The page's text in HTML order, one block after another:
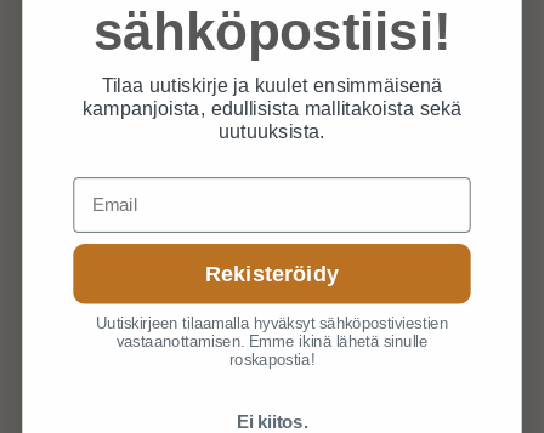
Yrityksellämme löytyy kokemusta alalta yli 30
vuoden verran. Yrityksessämme teitä
palvelevat perustajat Matti ja Arja Sirkka ja
uutta sukupolvea edustava Patrik Sirkka.
Kivijalkakauppamme sijaitsee Jyväskylän
sähköpostiisi!
Tilaa uutiskirje ja kuulet ensimmäisenä
kampanjoista, edullisista mallitakoista sekä
uutuuksista.
Email
Rekisteröidy
Uutiskirjeen tilaamalla hyväksyt sähköpostiviestien
vastaanottamisen. Emme ikinä lähetä sinulle
roskapostia!
Ei kiitos.